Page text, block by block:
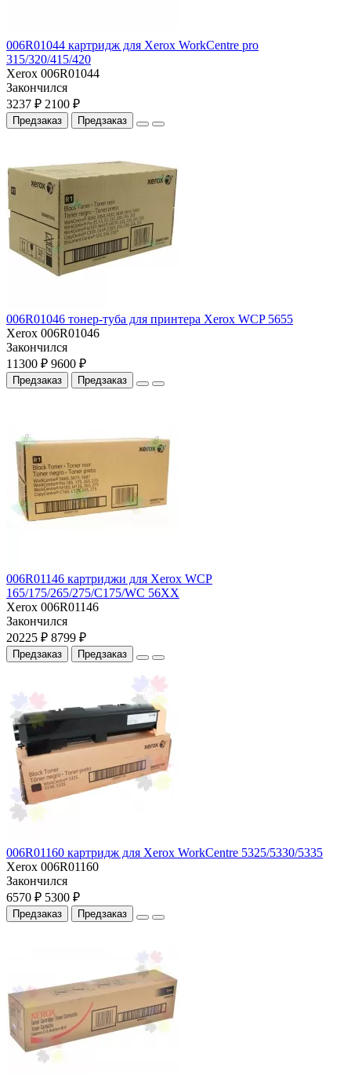
006R01044 картридж для Xerox WorkCentre pro
315/320/415/420
Xerox 006R01044
Закончился
3237 ₽ 2100 ₽
Предзаказ Предзаказ
006R01046 тонер-туба для принтера Xerox WCP 5655
Xerox 006R01046
Закончился
11300 ₽ 9600 ₽
Предзаказ Предзаказ
006R01146 картриджи для Xerox WCP
165/175/265/275/C175/WC 56XX
Xerox 006R01146
Закончился
20225 ₽ 8799 ₽
Предзаказ Предзаказ
006R01160 картридж для Xerox WorkCentre 5325/5330/5335
Xerox 006R01160
Закончился
6570 ₽ 5300 ₽
Предзаказ Предзаказ